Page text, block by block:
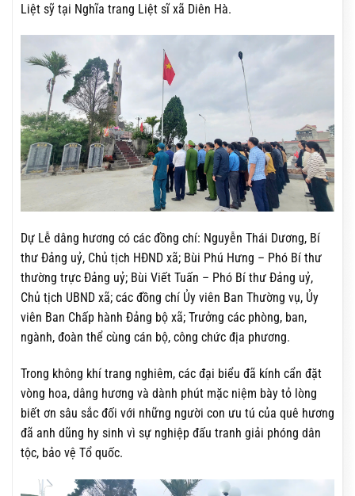
Liệt sỹ tại Nghĩa trang Liệt sĩ xã Diên Hà.
Dự Lễ dâng hương có các đồng chí: Nguyễn Thái Dương, Bí
thư Đảng uỷ, Chủ tịch HĐND xã; Bùi Phú Hưng – Phó Bí thư
thường trực Đảng uỷ; Bùi Viết Tuấn – Phó Bí thư Đảng uỷ,
Chủ tịch UBND xã; các đồng chí Ủy viên Ban Thường vụ, Ủy
viên Ban Chấp hành Đảng bộ xã; Trưởng các phòng, ban,
ngành, đoàn thể cùng cán bộ, công chức địa phương.
Trong không khí trang nghiêm, các đại biểu đã kính cẩn đặt
vòng hoa, dâng hương và dành phút mặc niệm bày tỏ lòng
biết ơn sâu sắc đối với những người con ưu tú của quê hương
đã anh dũng hy sinh vì sự nghiệp đấu tranh giải phóng dân
tộc, bảo vệ Tổ quốc.